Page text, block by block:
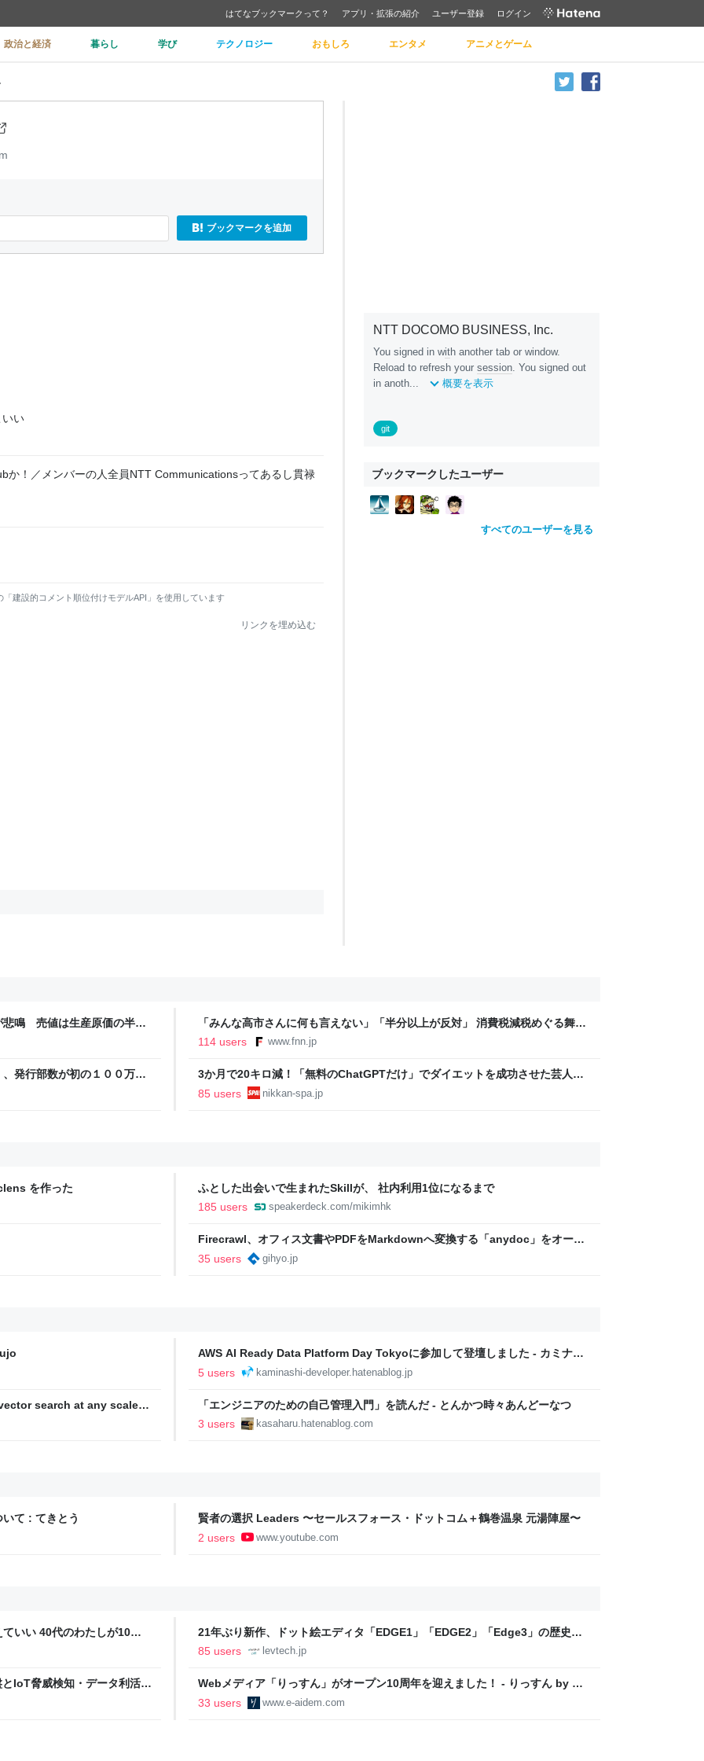
はてなブックマークって？ アプリ・拡張の紹介 ユーザー登録 ログイン
政治と経済 暮らし 学び テクノロジー おもしろ エンタメ アニメとゲーム
ブックマークを追加
いい
か！／メンバーの人全員NTT Communicationsってあるし貫禄
建設的コメント順位付けモデルAPI」を使用しています
リンクを埋め込む
NTT DOCOMO BUSINESS, Inc.
You signed in with another tab or window.
Reload to refresh your session. You signed out
in anoth...
概要を表示
git
ブックマークしたユーザー
すべてのユーザーを見る
悲鳴 売値は生産原価の半分
「みんな高市さんに何も言えない」「半分以上が反対」 消費税減税めぐる舞台
裏 自民党内でくすぶる慎重論と本音【スポットライト】｜FNNプライムオン
114 users www.fnn.jp
発行部数が初の１００万部
3か月で20キロ減！「無料のChatGPTだけ」でダイエットを成功させた芸人を
直撃。「相手が人間だったらムリ」な減量メソッドに驚き | 日刊SPA!
85 users nikkan-spa.jp
を作った
ふとした出会いで生まれたSkillが、 社内利用1位になるまで
185 users
speakerdeck.com/mikimhk
Firecrawl、オフィス文書やPDFをMarkdownへ変換する「anydoc」をオープ
ンソースで公開 | gihyo.jp
35 users gihyo.jp
AWS AI Ready Data Platform Day Tokyoに参加して登壇しました - カミナシ
エンジニアブログ
5 users kaminashi-developer.hatenablog.jp
search at any scale |
「エンジニアのための自己管理入門」を読んだ - とんかつ時々あんどーなつ
3 users
kasaharu.hatenablog.com
て : てきとう
賢者の選択 Leaders 〜セールスフォース・ドットコム＋鶴巻温泉 元湯陣屋〜
2 users
www.youtube.com
いい 40代のわたしが10年
21年ぶり新作、ドット絵エディタ「EDGE1」「EDGE2」「Edge3」の歴史に
ついて作者に聞く【フォーカス】 - レバテックLAB
85 users levtech.jp
IoT脅威検知・データ利活用
Webメディア「りっすん」がオープン10周年を迎えました！ - りっすん by イ
ーアイデム
33 users www.e-aidem.com